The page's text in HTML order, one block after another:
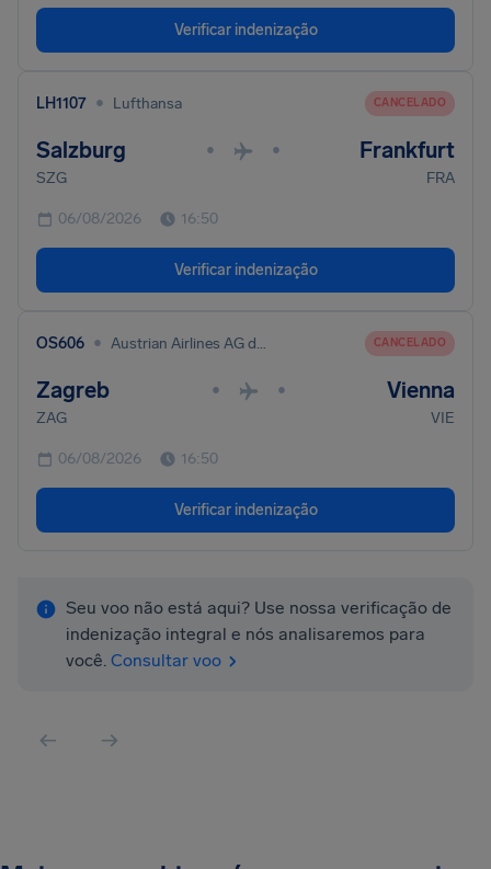
Verificar indenização
LH1107 • Lufthansa CANCELADO
Salzburg • • Frankfurt
SZG FRA
06/08/2026 16:50
Verificar indenização
OS606 • Austrian Airlines AG dba Austrian CANCELADO
Zagreb • • Vienna
ZAG VIE
06/08/2026 16:50
Verificar indenização
Seu voo não está aqui? Use nossa verificação de
indenização integral e nós analisaremos para
você. Consultar voo